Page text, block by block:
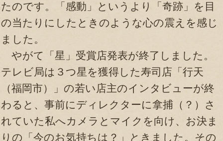
たのです。「感動」というより「奇跡」を目
の当たりにしたときのような心の震えを感じ
ました。
やがて「星」受賞店発表が終了しました。
テレビ局は３つ星を獲得した寿司店「行天
（福岡市）」の若い店主のインタビューが終
わると、事前にディレクターに拿捕（？）さ
れていた私へカメラとマイクを向け、お決ま
りの「今のお気持ちは？」ときました。その